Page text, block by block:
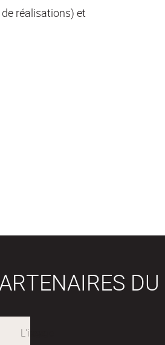
réalisations) et